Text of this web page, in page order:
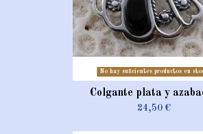
No hay suficientes productos en
Colgante plata y
24,50 €